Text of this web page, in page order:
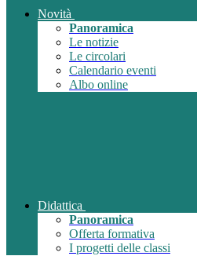
Novità
Panoramica
Le notizie
Le circolari
Calendario eventi
Albo online
Didattica
Panoramica
Offerta formativa
I progetti delle classi